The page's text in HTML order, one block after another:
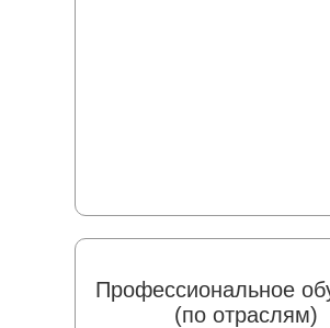
Профессиональное
(по отраслям)